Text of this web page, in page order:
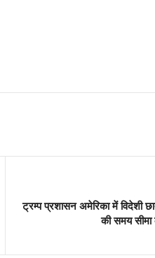
ट्रम्प प्रशासन अमेरिका में विदेशी
की समय सीमा